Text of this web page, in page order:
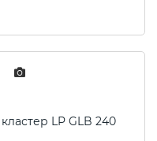
LP GLB 240